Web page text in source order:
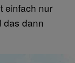
einfach nur
das dann